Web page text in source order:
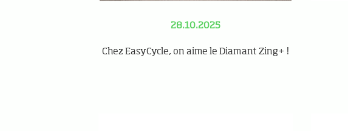
28.10.2025
Chez EasyCycle, on aime le Diamant Zing+ !